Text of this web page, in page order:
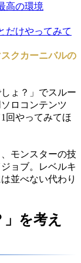
高の環境
だけやってみて
クカーニバルの
ょ？」でスルー
ロコンテンツ
回やってみてほ
モンスターの技
ョブ。レベルキ
並べない代わり
を考え